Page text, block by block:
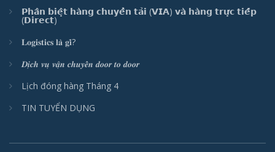
𝗣𝗵𝗮̂𝗻 𝗯𝗶𝗲̣̂𝘁 𝗵𝗮̀𝗻𝗴 𝗰𝗵𝘂𝘆𝗲̂̉𝗻 𝘁𝗮̉𝗶 (𝗩𝗜𝗔) 𝘃𝗮̀ 𝗵𝗮̀𝗻𝗴 𝘁𝗿𝘂̛̣𝗰 𝘁𝗶𝗲̂́𝗽
(𝗗𝗶𝗿𝗲𝗰𝘁)
𝐋𝐨𝐠𝐢𝐬𝐭𝐢𝐜𝐬 𝐥𝐚̀ 𝐠𝐢̀?
𝑫𝒊̣𝒄𝒉 𝒗𝒖̣ 𝒗𝒂̣̂𝒏 𝒄𝒉𝒖𝒚𝒆̂̉𝒏 𝒅𝒐𝒐𝒓 𝒕𝒐 𝒅𝒐𝒐𝒓
Lịch đóng hàng Tháng 4
TIN TUYỂN DỤNG